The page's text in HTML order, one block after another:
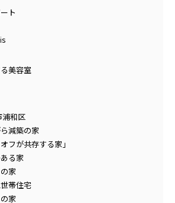
ト
美容室
浦和区
減築の家
オフが共存する家」
る家
家
帯住宅
家